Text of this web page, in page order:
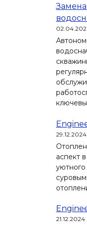
29.12.2024
аспект
21.12.2024